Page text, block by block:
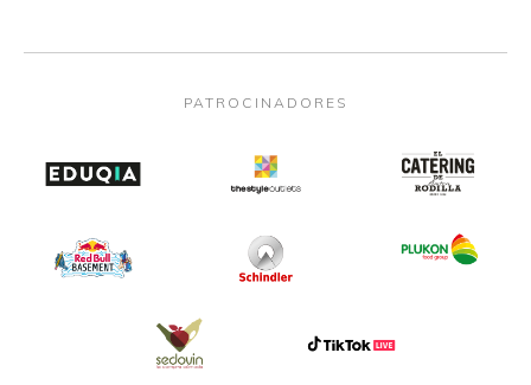
PATROCINADORES